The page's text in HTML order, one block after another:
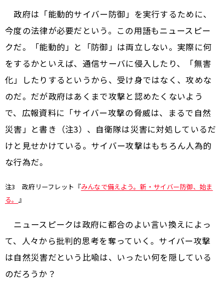
政府は「能動的サイバー防御」を実行するために、
今度の法律が必要だという。この用語もニュースピー
クだ。「能動的」と「防御」は両立しない。実際に何
をするかといえば、通信サーバに侵入したり、「無害
化」したりするというから、受け身ではなく、攻めな
のだ。だが政府はあくまで攻撃と認めたくないよう
で、広報資料に「サイバー攻撃の脅威は、まるで自然
災害」と書き（注3）、自衛隊は災害に対処しているだ
けと見せかけている。サイバー攻撃はもちろん人為的
な行為だ。
注3 政府リーフレット『みんなで備えよう。新・サイバー防御、始ま
る。
』
ニュースピークは政府に都合のよい言い換えによっ
て、人々から批判的思考を奪っていく。サイバー攻撃
は自然災害だという比喩は、いったい何を隠している
のだろうか？